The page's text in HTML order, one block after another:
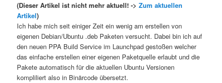
(Dieser Artikel ist nicht mehr aktuell! ->Zum aktuellen
Artikel)
Ich habe mich seit einiger Zeit ein wenig am erstellen von
eigenen Debian/Ubuntu .deb Paketen versucht. Dabei bin ich auf
den neuen PPA Build Service im Launchpad gestoßen welcher
das einfache erstellen einer eigenen Paketquelle erlaubt und die
Pakete automatisch für die aktuellen Ubuntu Versionen
kompliliert also in Binärcode übersetzt.